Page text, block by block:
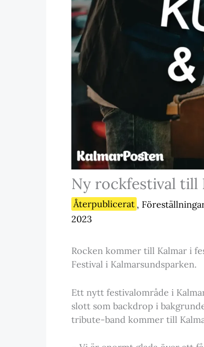
Ny rockfestival till
Återpublicerat ,
2023
Rocken kommer till Kalmar i
Festival i Kalmarsundsparken.
Ett nytt festivalområde i
slott som backdrop i
tribute-band kommer till